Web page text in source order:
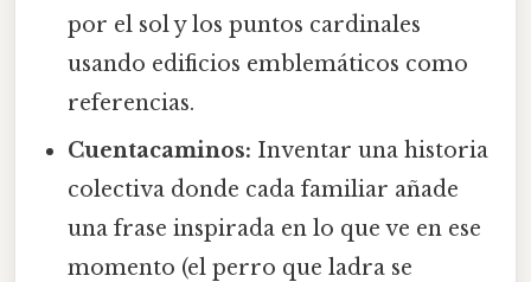
por el sol y los puntos cardinales
usando edificios emblemáticos como
referencias.
Cuentacaminos: Inventar una historia
colectiva donde cada familiar añade
una frase inspirada en lo que ve en ese
momento (el perro que ladra se